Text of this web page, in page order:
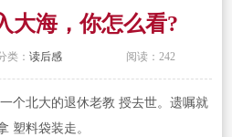
大海，你怎么看?
类： 读后感 阅读：242
个北大的退休老教 授去世。遗嘱就
塑料袋装走。